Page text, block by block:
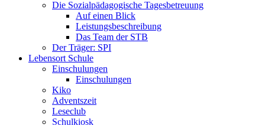
Die Sozialpädagogische Tagesbetreuung
Auf einen Blick
Leistungsbeschreibung
Das Team der STB
Der Träger: SPI
Lebensort Schule
Einschulungen
Einschulungen
Kiko
Adventszeit
Leseclub
Schulkiosk